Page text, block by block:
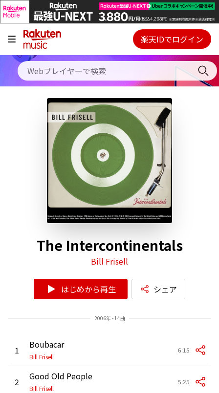
キャンペーン
料金プラン
使い方
初回30日間無料お試し
Webプレイヤー
ご契約内容の確認・変更
楽天IDでログイン
The Intercontinentals
Bill Frisell
はじめから再生 シェア
2006年 - 14曲
1 Boubacar
Bill Frisell
6:15
2 Good Old People
Bill Frisell
5:25